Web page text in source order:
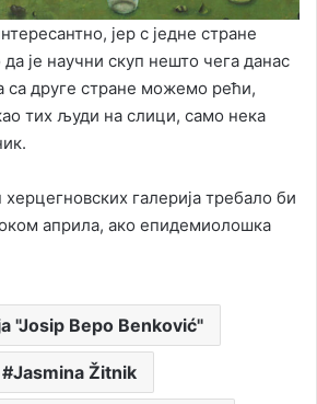
јер с једне стране
је научни скуп нешто чега данас
са друге стране можемо рећи,
тих људи на слици, само нека
галерија требало би
априла, ако епидемиолошка
"Josip Bepo Benković"
Jasmina Žitnik